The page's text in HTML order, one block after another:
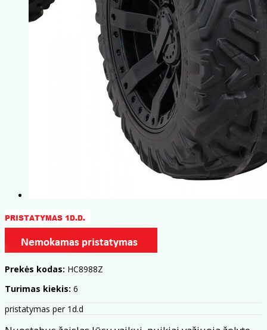
Prekės kodas: HC8988Z
Turimas kiekis: 6
pristatymas per 1d.d